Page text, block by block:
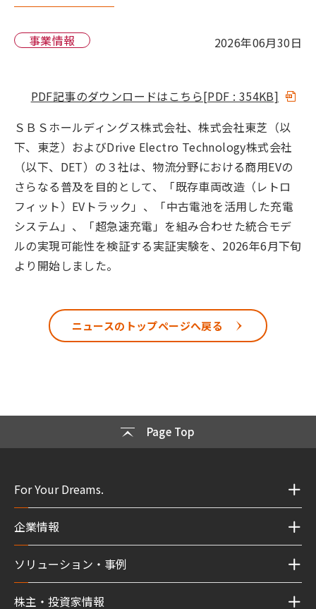
事業情報 2026年06月30日
PDF記事のダウンロードはこちら[PDF : 354KB]
ＳＢＳホールディングス株式会社、株式会社東芝（以
下、東芝）およびDrive Electro Technology株式会社
（以下、DET）の３社は、物流分野における商用EVの
さらなる普及を目的として、「既存車両改造（レトロ
フィット）EVトラック」、「中古電池を活用した充電
システム」、「超急速充電」を組み合わせた統合モデ
ルの実現可能性を検証する実証実験を、2026年6月下旬
より開始しました。
ニュースのトップページへ戻る
Page Top
For Your Dreams.
企業情報
ソリューション・事例
株主・投資家情報